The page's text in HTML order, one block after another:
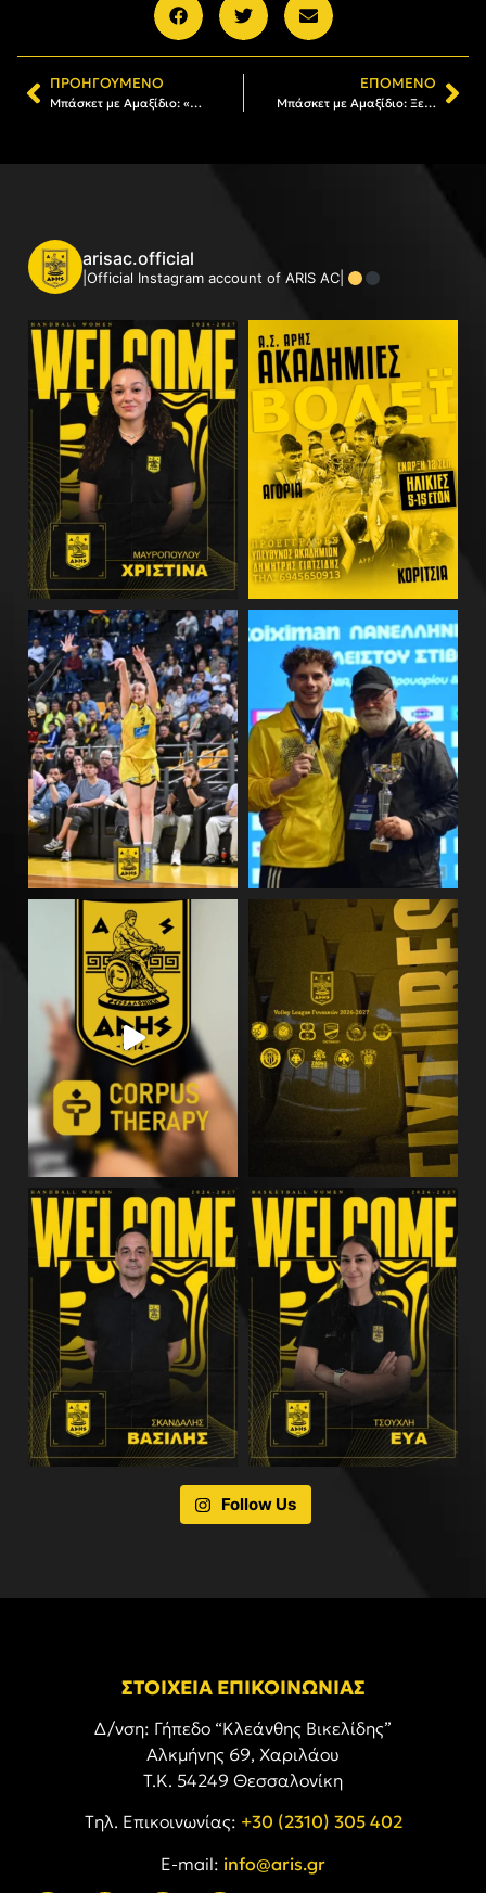
ΠΡΟΗΓΟΎΜΕΝΟ
Μπάσκετ με Αμαξίδιο: «Διπλό» στις Σέρρες για τον ΑΡΗ
ΕΠΌΜΕΝΟ
Μπάσκετ με Αμαξίδιο: Ξεκινά την προσπάθεια για την άνοδο στην Α1 ο ΑΡΗΣ
arisac.official
|Official Instagram account of ARIS AC|
Follow Us
ΣΤΟΙΧΕΙΑ ΕΠΙΚΟΙΝΩΝΙΑΣ
Δ/νση: Γήπεδο “Κλεάνθης Βικελίδης”
Αλκμήνης 69, Χαριλάου
Τ.Κ. 54249 Θεσσαλονίκη
Tηλ. Επικοινωνίας: +30 (2310) 305 402
E-mail: info@aris.gr